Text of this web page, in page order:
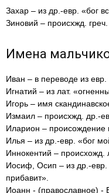
Захар – из др.-евр. «бог
Зиновий – происхжд.
Имена
Иван – в переводе из евр.
Игнатий – из лат.
Игорь – имя
Измаил – происхжд. др.-
Иларион – происождение
Илья – из др.-евр. «бог
Иннокентий – происхожд.
Иосиф, Осип – из др.-евр.
прибавит».
Иоанн - (православное) -